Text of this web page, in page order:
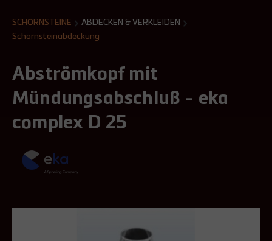
SCHORNSTEINE
ABDECKEN & VERKLEIDEN
Schornsteinabdeckung
Abströmkopf mit
Mündungsabschluß - eka
complex D 25